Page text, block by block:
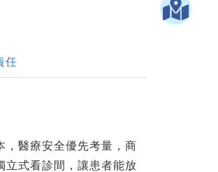
任
，醫療安全優先考量，商
立式看診間，讓患者能放